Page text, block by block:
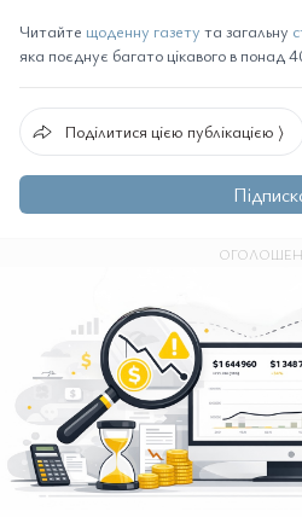
Читайте щоденну газету та загальну
яка поєднує багато цікавого в понад 40
Поділитися цією публікацією ⟩